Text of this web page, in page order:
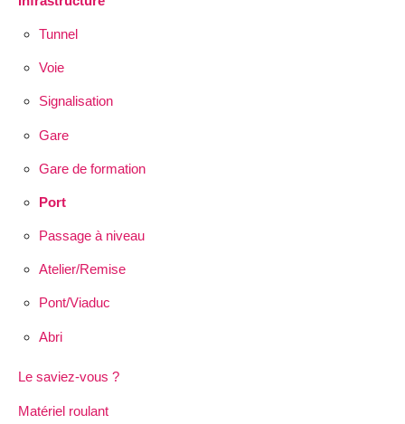
Tunnel
Voie
Signalisation
Gare
Gare de formation
Port
Passage à niveau
Atelier/Remise
Pont/Viaduc
Abri
Le saviez-vous ?
Matériel roulant